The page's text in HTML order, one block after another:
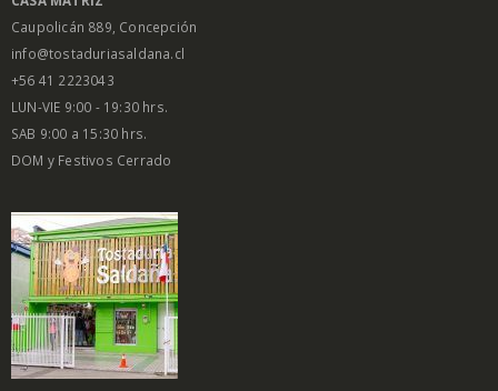
Caupolicán 889, Concepción
info@tostaduriasaldana.cl
+56 41 2223043
LUN-VIE 9:00 - 19:30 hrs.
SAB 9:00 a 15:30 hrs.
DOM y Festivos Cerrado